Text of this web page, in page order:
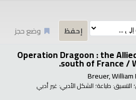
وضع حجز
Operation Dragoon : the
south of France /
Breuer, William
؛ التنسيق: طباعة؛ الشكل الأدبي: غير أدبي